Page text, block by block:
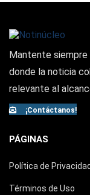
Mantente siempre
donde la noticia
relevante al
¡Contáctanos!
PÁGINAS
Política de Privacidad
Términos de Uso